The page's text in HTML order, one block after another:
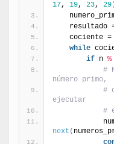
17, 19, 23, 29 )
resultado
    cociente =
while
if n
#
número primo,
#
ejecutar
#
next (